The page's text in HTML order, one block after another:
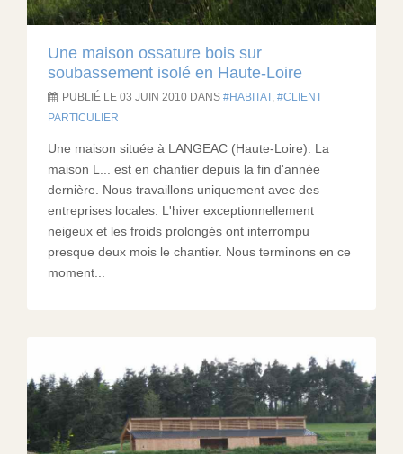
Une maison ossature bois sur
soubassement isolé en Haute-Loire
PUBLIÉ LE 03 JUIN 2010 DANS HABITAT ,
CLIENT
PARTICULIER
Une maison située à LANGEAC (Haute-Loire). La
maison L... est en chantier depuis la fin d'année
dernière. Nous travaillons uniquement avec des
entreprises locales. L'hiver exceptionnellement
neigeux et les froids prolongés ont interrompu
presque deux mois le chantier. Nous terminons en ce
moment...